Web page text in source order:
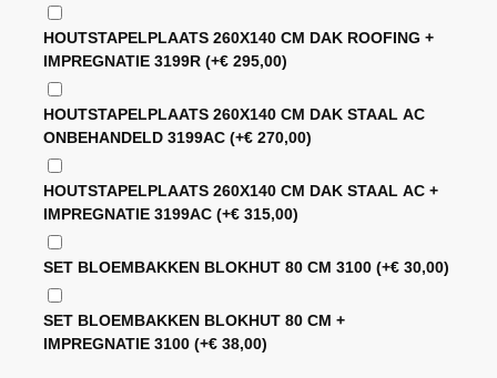
HOUTSTAPELPLAATS 260X140 CM DAK ROOFING +
IMPREGNATIE 3199R(+€ 295,00)
HOUTSTAPELPLAATS 260X140 CM DAK STAAL AC
ONBEHANDELD 3199AC(+€ 270,00)
HOUTSTAPELPLAATS 260X140 CM DAK STAAL AC +
IMPREGNATIE 3199AC(+€ 315,00)
SET BLOEMBAKKEN BLOKHUT 80 CM 3100(+€ 30,00)
SET BLOEMBAKKEN BLOKHUT 80 CM +
IMPREGNATIE 3100(+€ 38,00)